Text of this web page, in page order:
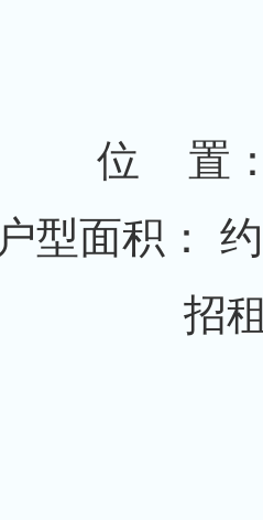
位 置：
户型面积：
招